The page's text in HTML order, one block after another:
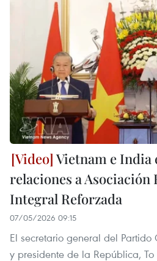
Vietnam e India
relaciones a Asociación
Integral Reforzada
07/05/2026 09:15
El secretario general del
y presidente de la República,